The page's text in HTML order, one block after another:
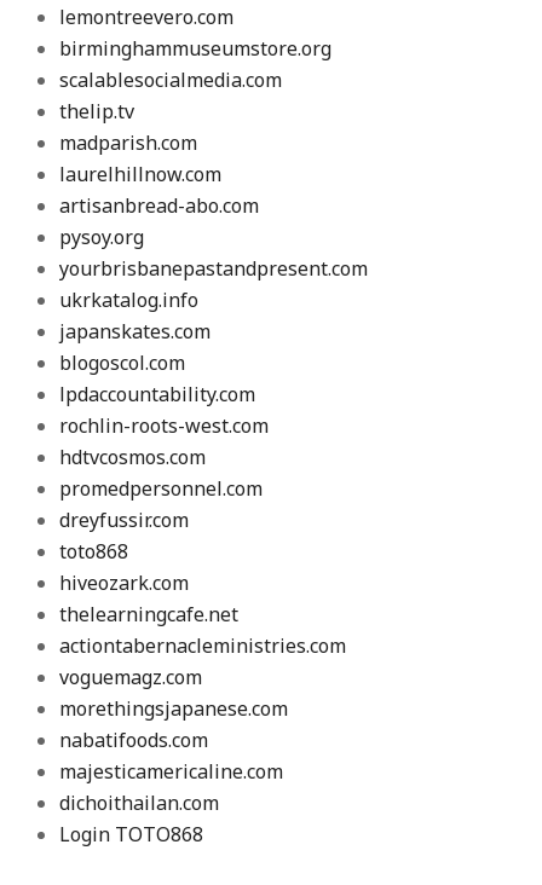
lemontreevero.com
birminghammuseumstore.org
scalablesocialmedia.com
thelip.tv
madparish.com
laurelhillnow.com
artisanbread-abo.com
pysoy.org
yourbrisbanepastandpresent.com
ukrkatalog.info
japanskates.com
blogoscol.com
lpdaccountability.com
rochlin-roots-west.com
hdtvcosmos.com
promedpersonnel.com
dreyfussir.com
toto868
hiveozark.com
thelearningcafe.net
actiontabernacleministries.com
voguemagz.com
morethingsjapanese.com
nabatifoods.com
majesticamericaline.com
dichoithailan.com
Login TOTO868